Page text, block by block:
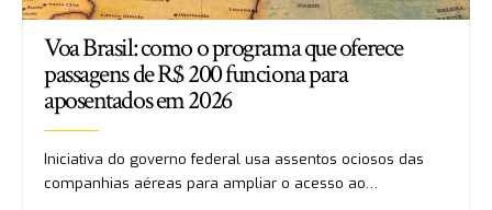
Voa Brasil: como o programa que oferece
passagens de R$ 200 funciona para
aposentados em 2026
Iniciativa do governo federal usa assentos ociosos das
companhias aéreas para ampliar o acesso ao…